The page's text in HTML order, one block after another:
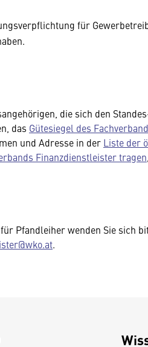
für
die sich den
das Gütesiegel des
und Adresse in der Liste der
Finanzdienstleister tragen
Pfandleiher wenden Sie sich
.